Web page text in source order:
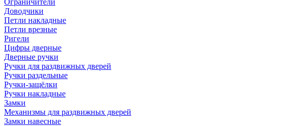
Ограничители
Доводчики
Петли накладные
Петли врезные
Ригели
Цифры дверные
Дверные ручки
Ручки для раздвижных дверей
Ручки раздельные
Ручки-защёлки
Ручки накладные
Замки
Механизмы для раздвижных дверей
Замки навесные